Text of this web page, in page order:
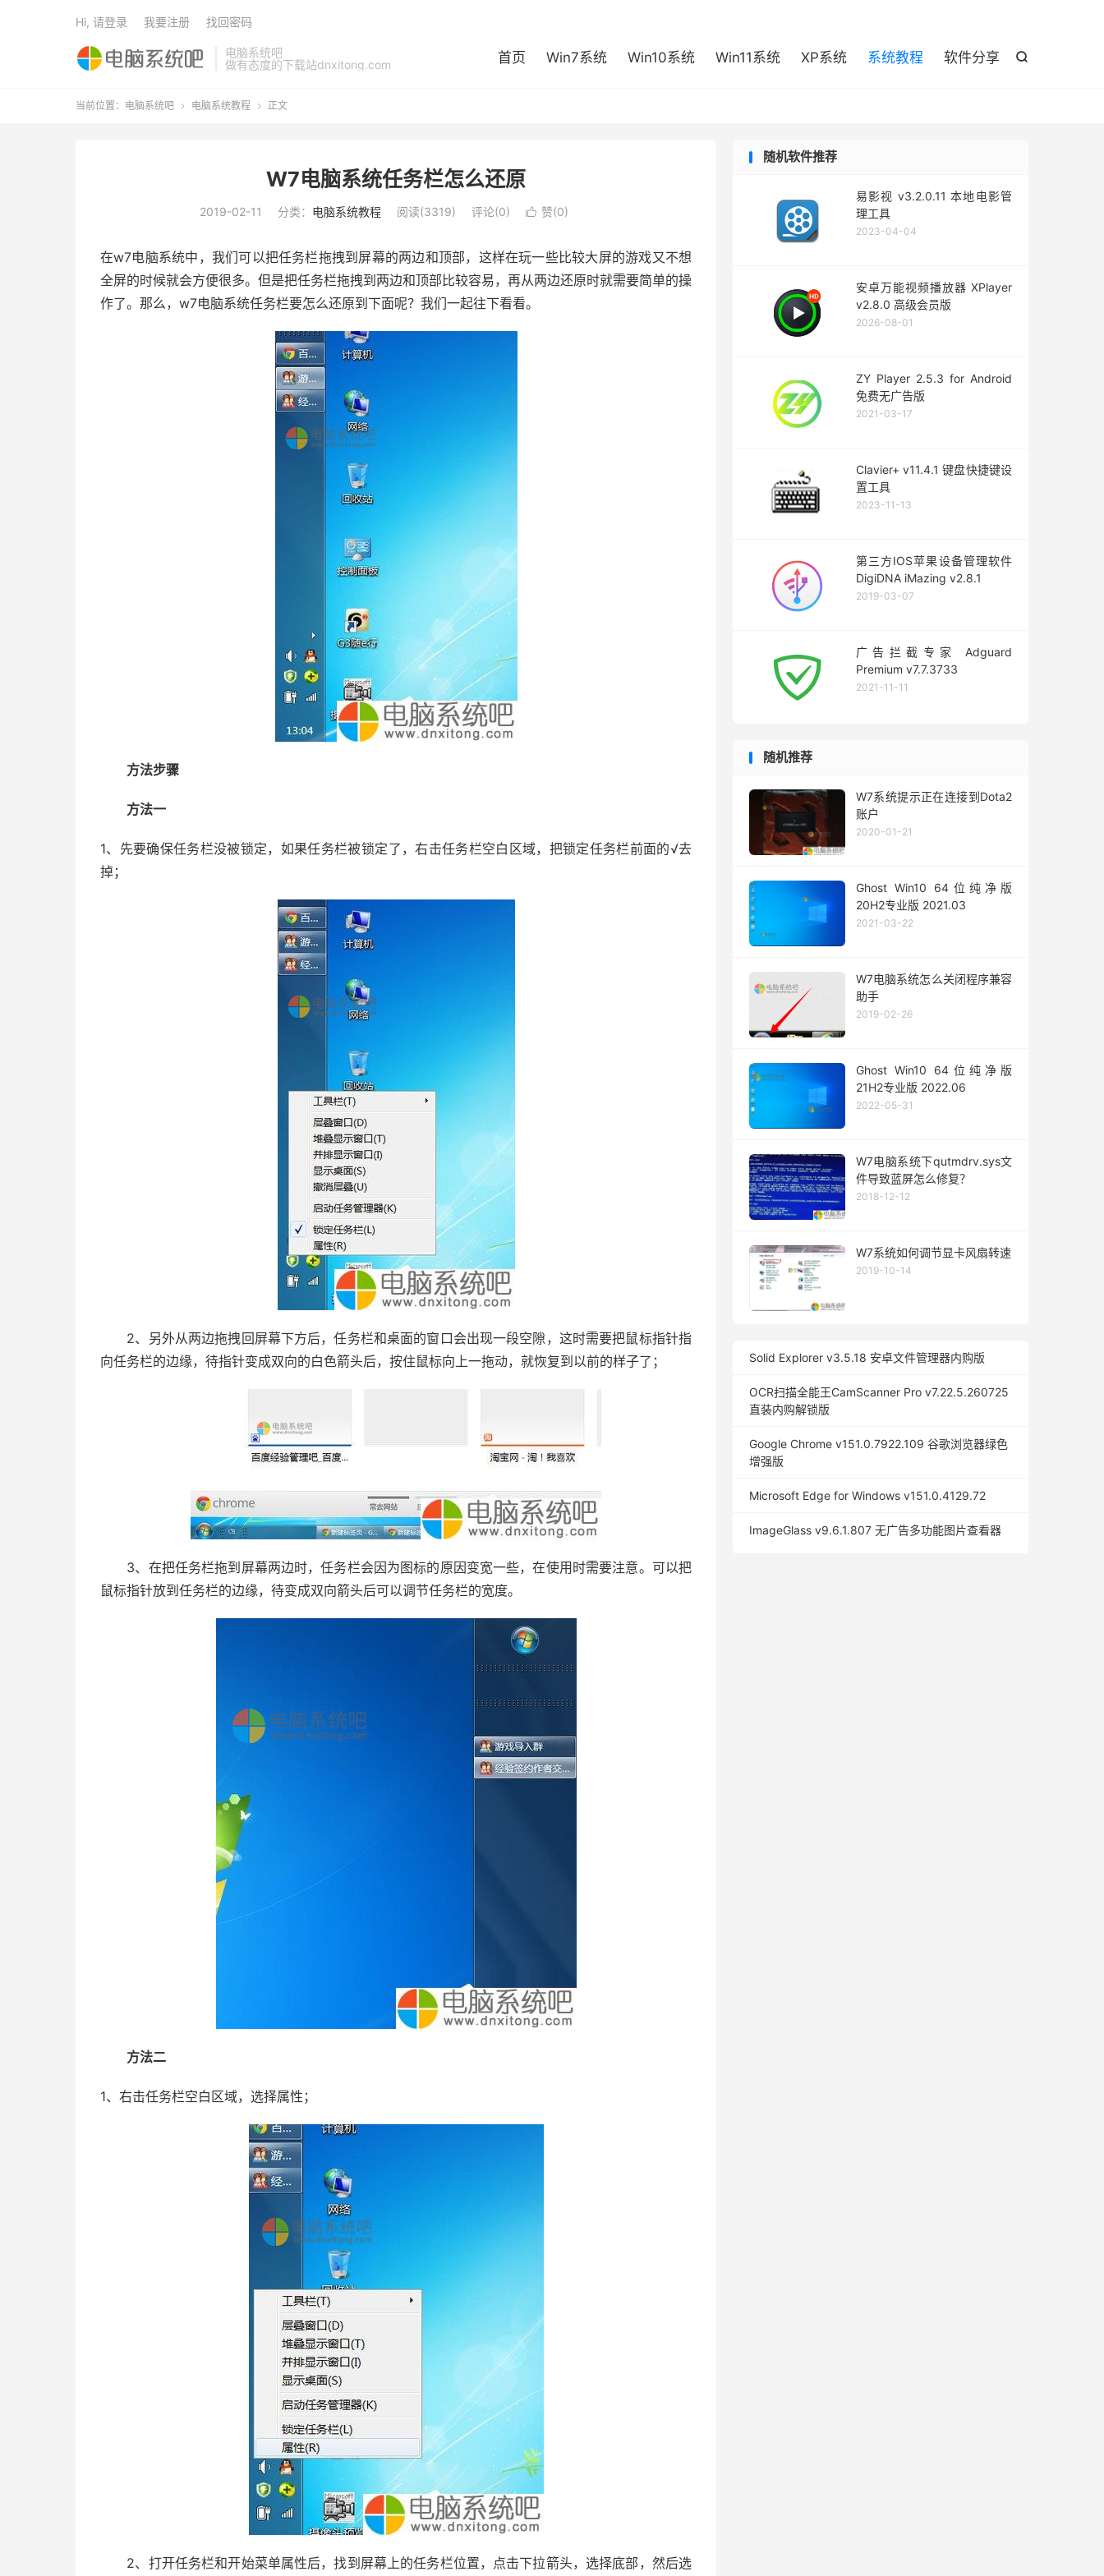
电脑系统吧
做有态度的下载站dnxitong.com

首页 Win7系统 Win10系统 Win11系统 XP系统 系统教程 软件分享
Hi, 请登录 我要注册 找回密码
当前位置： 电脑系统吧  电脑系统教程  正文
W7电脑系统任务栏怎么还原
2019-02-11 分类： 电脑系统教程 阅读(3319) 评论(0)  赞(0)
在w7电脑系统中，我们可以把任务栏拖拽到屏幕的两边和顶部，这样在玩一些比较大屏的游戏又不想
全屏的时候就会方便很多。但是把任务栏拖拽到两边和顶部比较容易，再从两边还原时就需要简单的操
作了。那么，w7电脑系统任务栏要怎么还原到下面呢？我们一起往下看看。
方法步骤
方法一
1、先要确保任务栏没被锁定，如果任务栏被锁定了，右击任务栏空白区域，把锁定任务栏前面的√去
掉；
2、另外从两边拖拽回屏幕下方后，任务栏和桌面的窗口会出现一段空隙，这时需要把鼠标指针指
向任务栏的边缘，待指针变成双向的白色箭头后，按住鼠标向上一拖动，就恢复到以前的样子了；
3、在把任务栏拖到屏幕两边时，任务栏会因为图标的原因变宽一些，在使用时需要注意。可以把
鼠标指针放到任务栏的边缘，待变成双向箭头后可以调节任务栏的宽度。
方法二
1、右击任务栏空白区域，选择属性；
2、打开任务栏和开始菜单属性后，找到屏幕上的任务栏位置，点击下拉箭头，选择底部，然后选
随机软件推荐
易影视 v3.2.0.11 本地电影管
理工具
2023-04-04
安卓万能视频播放器 XPlayer
v2.8.0 高级会员版
2026-08-01
ZY Player 2.5.3 for Android
免费无广告版
2021-03-17
Clavier+ v11.4.1 键盘快捷键设
置工具
2023-11-13
第三方IOS苹果设备管理软件
DigiDNA iMazing v2.8.1
2019-03-07
广告拦截专家 Adguard
Premium v7.7.3733
2021-11-11
随机推荐
W7系统提示正在连接到Dota2
账户
2020-01-21
Ghost Win10 64位纯净版
20H2专业版 2021.03
2021-03-22
W7电脑系统怎么关闭程序兼容
助手
2019-02-26
Ghost Win10 64位纯净版
21H2专业版 2022.06
2022-05-31
W7电脑系统下qutmdrv.sys文
件导致蓝屏怎么修复？
2018-12-12
W7系统如何调节显卡风扇转速
2019-10-14
Solid Explorer v3.5.18 安卓文件管理器内购版
OCR扫描全能王CamScanner Pro v7.22.5.260725
直装内购解锁版
Google Chrome v151.0.7922.109 谷歌浏览器绿色
增强版
Microsoft Edge for Windows v151.0.4129.72
ImageGlass v9.6.1.807 无广告多功能图片查看器